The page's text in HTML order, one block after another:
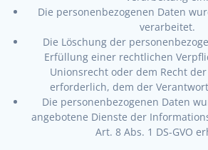
Die personenbezogenen Daten
verarbeitet.
Die Löschung der
Erfüllung einer rechtlichen
Unionsrecht oder dem Recht
erforderlich, dem der
Die personenbezogenen Daten
angebotene Dienste der
Art. 8 Abs. 1 DS-GVO